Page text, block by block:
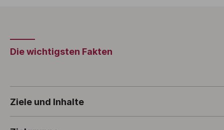
Die wichtigsten Fakten
Ziele und Inhalte